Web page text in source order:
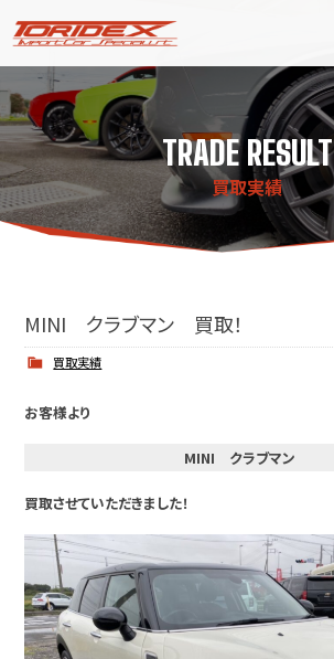
ブログ
ストックリスト
買取
TRADE RESULT
買取実績
MINI クラブマン 買取！
買取実績
お客様より
MINI クラブマン
買取させていただきました！